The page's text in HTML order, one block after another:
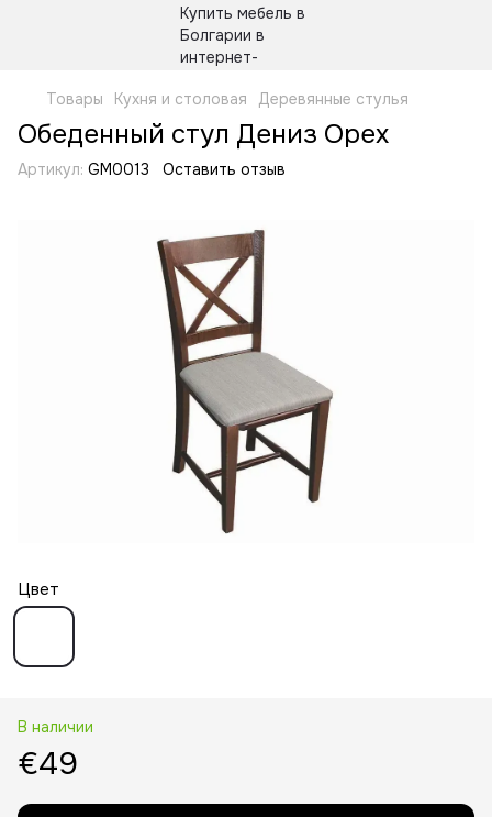
Товары Кухня и столовая Деревянные стулья
Обеденный стул Дениз Орех
Артикул: GM0013 Оставить отзыв
Цвет
В наличии
€49